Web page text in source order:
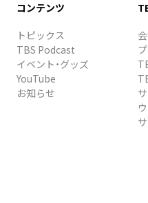
コンテンツ
トピックス
TBS Podcast
イベント・グッズ
YouTube
お知らせ